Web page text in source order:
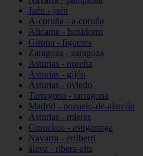
Jaén - jaén
A-coruña - a-coruña
Alicante - benidorm
Girona - figueres
Zaragoza - zaragoza
Asturias - noreña
Asturias - gijón
Asturias - oviedo
Tarragona - tarragona
Madrid - pozuelo-de-alarcón
Asturias - mieres
Gipuzkoa - astigarraga
Navarra - erriberri
álava - ribera-alta